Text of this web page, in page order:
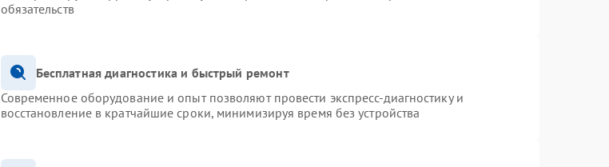
обязательств
Бесплатная диагностика и быстрый ремонт
Современное оборудование и опыт позволяют провести экспресс-диагностику и
восстановление в кратчайшие сроки, минимизируя время без устройства